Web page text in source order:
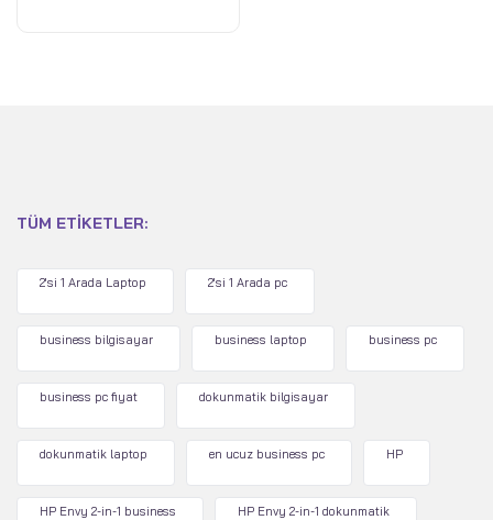
TÜM ETIKETLER:
2'si 1 Arada Laptop 2'si 1 Arada pc
business bilgisayar business laptop business pc
business pc fiyat dokunmatik bilgisayar
dokunmatik laptop en ucuz business pc HP
HP Envy 2-in-1 business HP Envy 2-in-1 dokunmatik